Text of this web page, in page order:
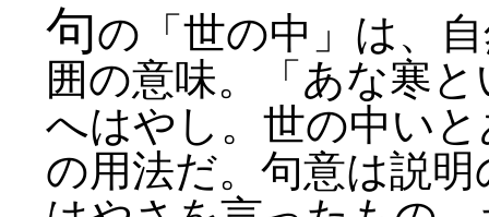
句の「世の中」は、
囲の意味。「あな寒
へはやし。世の中い
の用法だ。句意は説